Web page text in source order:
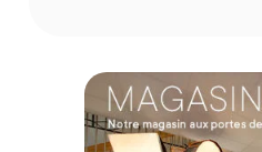
CONTENU DU CARTON
1x Filtre ND16 DJI
1x Filtre ND64 DJI